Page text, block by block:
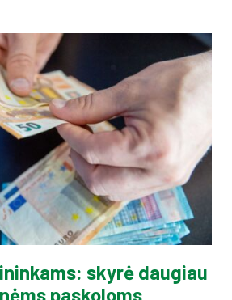
skyrė daugiau
paskoloms